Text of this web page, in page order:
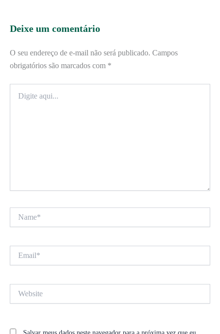
Deixe um comentário
O seu endereço de e-mail não será publicado. Campos
obrigatórios são marcados com *
aqui...